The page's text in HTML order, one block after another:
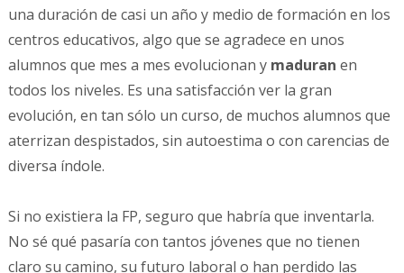
una duración de casi un año y medio de formación en los
centros educativos, algo que se agradece en unos
alumnos que mes a mes evolucionan y maduran en
todos los niveles. Es una satisfacción ver la gran
evolución, en tan sólo un curso, de muchos alumnos que
aterrizan despistados, sin autoestima o con carencias de
diversa índole.
Si no existiera la FP, seguro que habría que inventarla.
No sé qué pasaría con tantos jóvenes que no tienen
claro su camino, su futuro laboral o han perdido las